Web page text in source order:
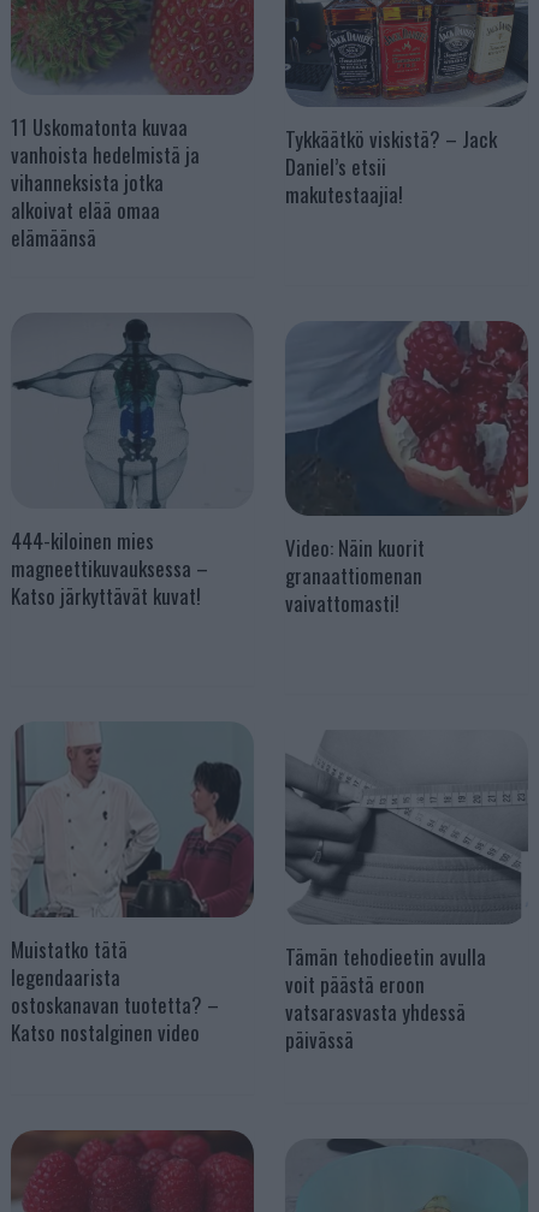
11 Uskomatonta kuvaa
vanhoista hedelmistä ja
vihanneksista jotka
alkoivat elää omaa
elämäänsä
Tykkäätkö viskistä? – Jack
Daniel’s etsii
makutestaajia!
444-kiloinen mies
magneettikuvauksessa –
Katso järkyttävät kuvat!
Video: Näin kuorit
granaattiomenan
vaivattomasti!
Muistatko tätä
legendaarista
ostoskanavan tuotetta? –
Katso nostalginen video
Tämän tehodieetin avulla
voit päästä eroon
vatsarasvasta yhdessä
päivässä